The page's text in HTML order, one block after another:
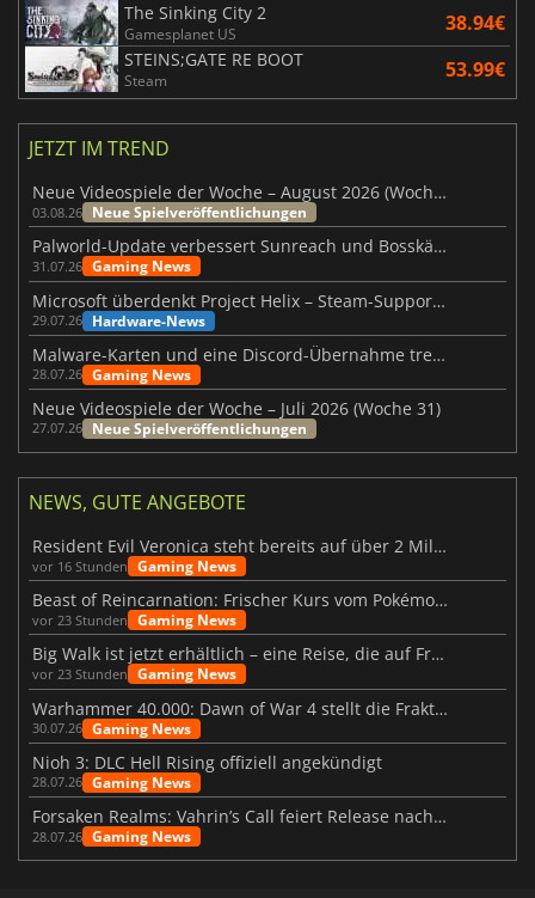
The Sinking City 2
Gamesplanet US 38.94€
STEINS;GATE RE BOOT
Steam 53.99€
JETZT IM TREND
Neue Videospiele der Woche – August 2026 (Woche 32)
03.08.26 Neue Spielveröffentlichungen
Palworld-Update verbessert Sunreach und Bosskämpfe deutlich
31.07.26 Gaming News
Microsoft überdenkt Project Helix – Steam-Support gefährdet
29.07.26 Hardware-News
Malware-Karten und eine Discord-Übernahme treffen Meccha Chameleon
28.07.26 Gaming News
Neue Videospiele der Woche – Juli 2026 (Woche 31)
27.07.26 Neue Spielveröffentlichungen
NEWS, GUTE ANGEBOTE
Resident Evil Veronica steht bereits auf über 2 Millionen Wunschlisten
vor 16 Stunden Gaming News
Beast of Reincarnation: Frischer Kurs vom Pokémon-Studio
vor 23 Stunden Gaming News
Big Walk ist jetzt erhältlich – eine Reise, die auf Freundschaft basiert
vor 23 Stunden Gaming News
Warhammer 40.000: Dawn of War 4 stellt die Fraktion der Necrons vor
30.07.26 Gaming News
Nioh 3: DLC Hell Rising offiziell angekündigt
28.07.26 Gaming News
Forsaken Realms: Vahrin’s Call feiert Release nach 10 Jahren
28.07.26 Gaming News